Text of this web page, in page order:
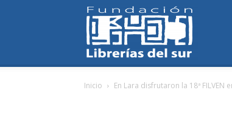
Inicio En Lara disfrutaron la 18ª FILVEN